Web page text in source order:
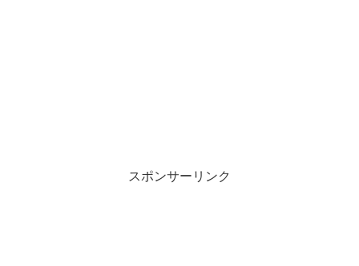
スポンサーリンク